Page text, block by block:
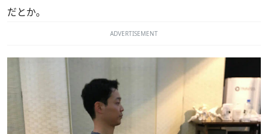
だとか。
ADVERTISEMENT